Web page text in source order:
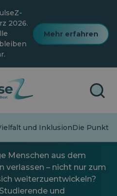
2026.
Mehr erfahren
und InklusionDie Punkte
Erasmus+
Westbalkan
Menschen aus dem
verlassen – nicht nur zum
weiterzuentwickeln?
und